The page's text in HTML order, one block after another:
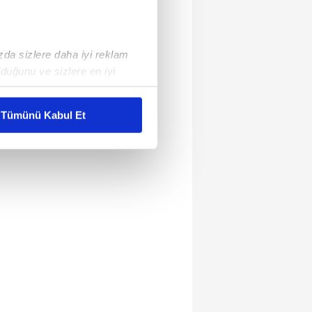
sizlere daha iyi reklam
ve sizlere en iyi
karşılamak
sunulması
ve sizlere yönelik
ve sitemizde ilgili
Tümünü Kabul Et